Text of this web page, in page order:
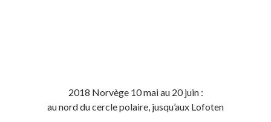
2018 Norvège 10 mai au 20 juin :
au nord du cercle polaire, jusqu’aux Lofoten